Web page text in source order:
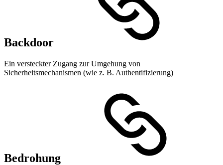
Backdoor
Ein versteckter Zugang zur Umgehung von
Sicherheitsmechanismen (wie z. B. Authentifizierung)
Bedrohung